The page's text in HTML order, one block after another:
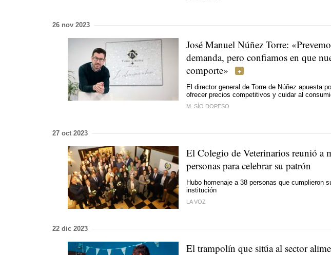
26 nov 2023
José Manuel Núñez Torre:
demanda, pero confiamos en que
comporte»
El director general de Torre de Núñez apuesta
ofrecer precios competitivos y cuidar al
M. SÍO DOPESO
27 oct 2023
El Colegio de Veterinarios reunió a
personas para celebrar su patrón
Hubo homenaje a 38 personas que cumplieron
institución
LA VOZ
22 dic 2023
El trampolín que sitúa al sector